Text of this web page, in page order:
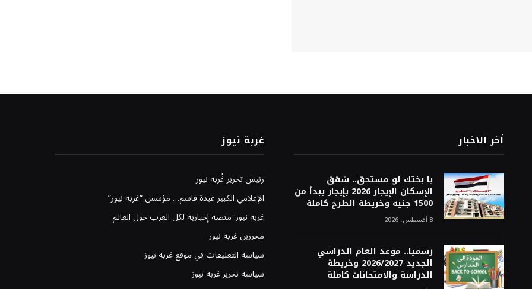
أخر الاخبار
يا بختك لو مستحق.. شقق
الإسكان الإيجار 2026 بإيجار يبدأ من
1500 جنيه وخريطة الطرح كاملة
8 أغسطس، 2026
رسميا.. موعد العام الدراسي
الجديد 2026/2027 وخريطة
الدراسة والامتحانات كاملة
غربة نيوز
رئيس تحرير غُربة نيوز
الإعلامي الكبير عبدة قاسم… مؤسس “غربة نيوز”
غربة نيوز: منصة إخبارية لكل العرب حول العالم
محررين غربة نيوز
سياسة التعليقات في موقع غربة نيوز
سياسة تحرير غربة نيوز